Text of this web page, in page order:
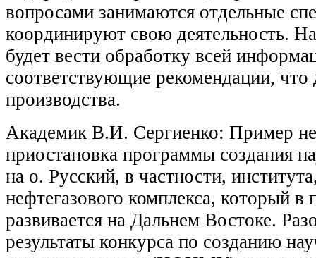
вопросами занимаются отдельные
координируют свою деятельность.
будет вести обработку всей
соответствующие рекомендации, что
производства.
Академик В.И. Сергиенко: Пример
приостановка программы создания
на о. Русский, в частности,
нефтегазового комплекса, который
развивается на Дальнем Востоке.
результаты конкурса по созданию